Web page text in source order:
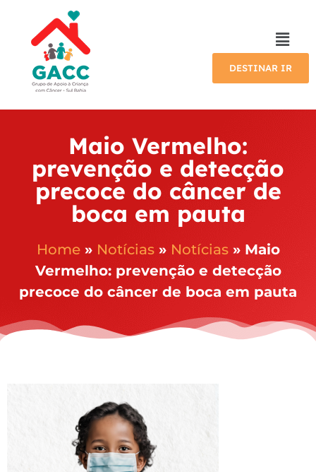
DESTINAR IR
Maio Vermelho:
prevenção e detecção
precoce do câncer de
boca em pauta
Home» Notícias» Notícias» Maio
Vermelho: prevenção e detecção
precoce do câncer de boca em pauta